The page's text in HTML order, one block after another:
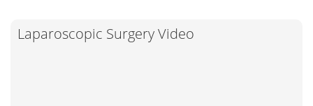
Laparoscopic Surgery Video